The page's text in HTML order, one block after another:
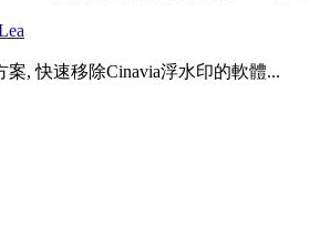
案, 快速移除Cinavia浮水印的軟體...